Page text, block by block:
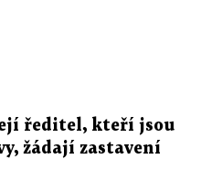
ředitel, kteří jsou
žádají zastavení